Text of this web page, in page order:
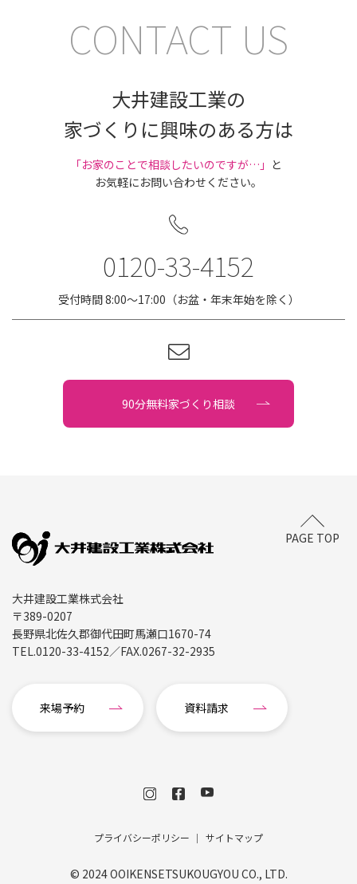
CONTACT US
大井建設工業の
家づくりに興味のある方は
｢お家のことで相談したいのですが…」 と
お気軽にお問い合わせください。
0120-33-4152
受付時間 8:00〜17:00（お盆・年末年始を除く）
90分無料家づくり相談
PAGE TOP
大井建設工業株式会社
〒389-0207
長野県北佐久郡御代田町馬瀬口1670-74
TEL.0120-33-4152／FAX.0267-32-2935
来場予約 資料請求
プライバシーポリシー サイトマップ
© 2024 OOIKENSETSUKOUGYOU CO., LTD.